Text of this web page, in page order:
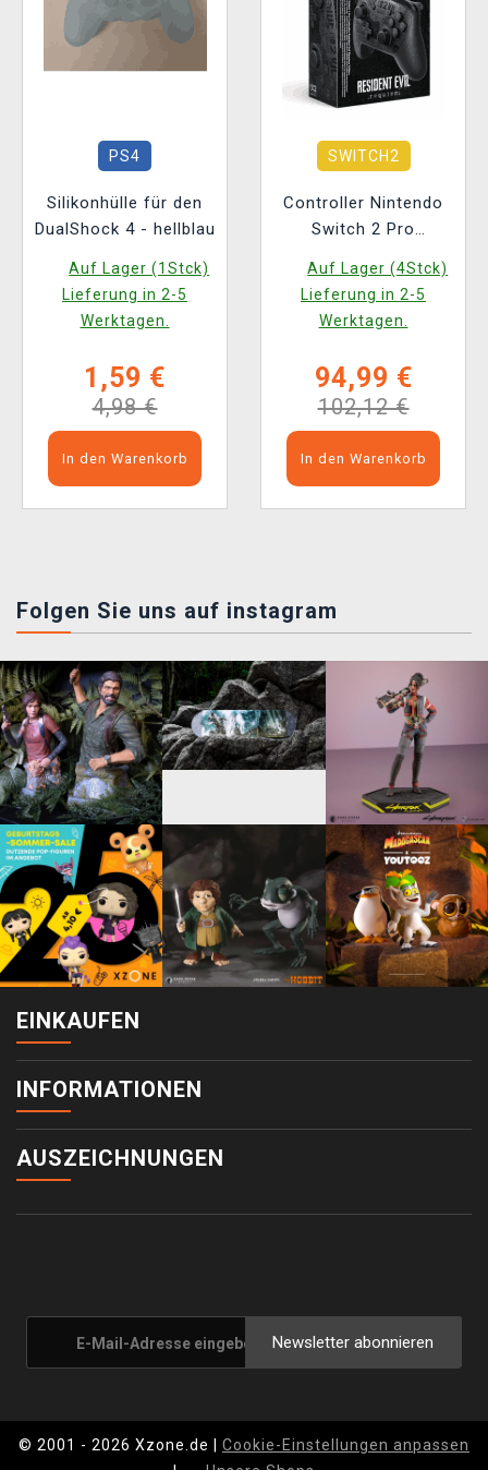
PS4
Silikonhülle für den
DualShock 4 - hellblau
Auf Lager (1Stck)
Lieferung in 2-5
Werktagen.
1,59 €
4,98 €
In den Warenkorb
SWITCH2
Controller Nintendo
Switch 2 Pro
Evil: Requiem Edition
Auf Lager (4Stck)
Lieferung in 2-5
Werktagen.
94,99 €
102,12 €
In den Warenkorb
Folgen Sie uns auf instagram
EINKAUFEN
INFORMATIONEN
AUSZEICHNUNGEN
Newsletter abonnieren
© 2001 - 2026 Xzone.de | Cookie-Einstellungen anpassen